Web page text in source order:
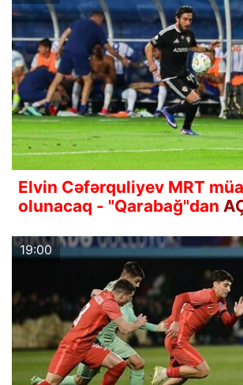
Elvin Cəfərquliyev MRT
olunacaq - "Qarabağ"dan
19:00